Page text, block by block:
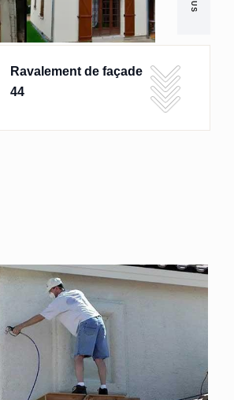
Ravalement de façade
44